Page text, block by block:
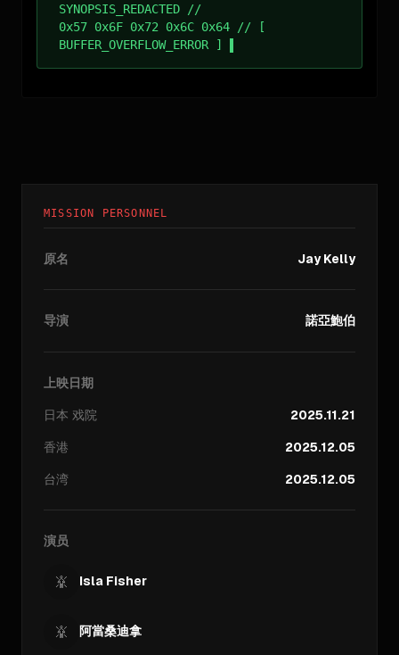
SYNOPSIS_REDACTED //
0x57 0x6F 0x72 0x6C 0x64 // [
BUFFER_OVERFLOW_ERROR ]
MISSION PERSONNEL
原名 Jay Kelly
导演 諾亞鮑伯
上映日期
日本 戏院
2025.11.21
香港
2025.12.05
台湾
2025.12.05
演员
Isla Fisher
阿當桑迪拿